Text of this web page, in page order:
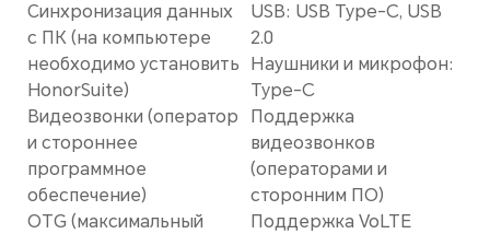
Синхронизация данных
с ПК (на компьютере
необходимо установить
HonorSuite)
Видеозвонки (оператор
и стороннее
программное
обеспечение)
OTG (максимальный
USB: USB Type-C, USB
2.0
Наушники и микрофон:
Type-C
Поддержка
видеозвонков
(операторами и
сторонним ПО)
Поддержка VoLTE